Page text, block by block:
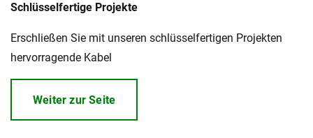
Über uns
Geschäftsführung
Produktion
Karriere
Nachhaltigkeit
Schlüsselfertige Projekte
Erschließen Sie mit unseren schlüsselfertigen Projekten
hervorragende Kabel
Weiter zur Seite